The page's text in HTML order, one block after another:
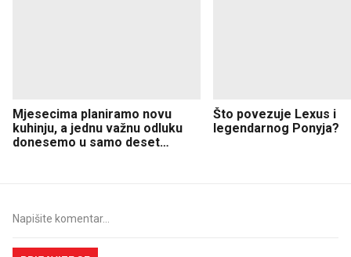
Mjesecima planiramo novu
kuhinju, a jednu važnu odluku
donesemo u samo deset
Što povezuje Lexus i
legendarnog Ponyja?